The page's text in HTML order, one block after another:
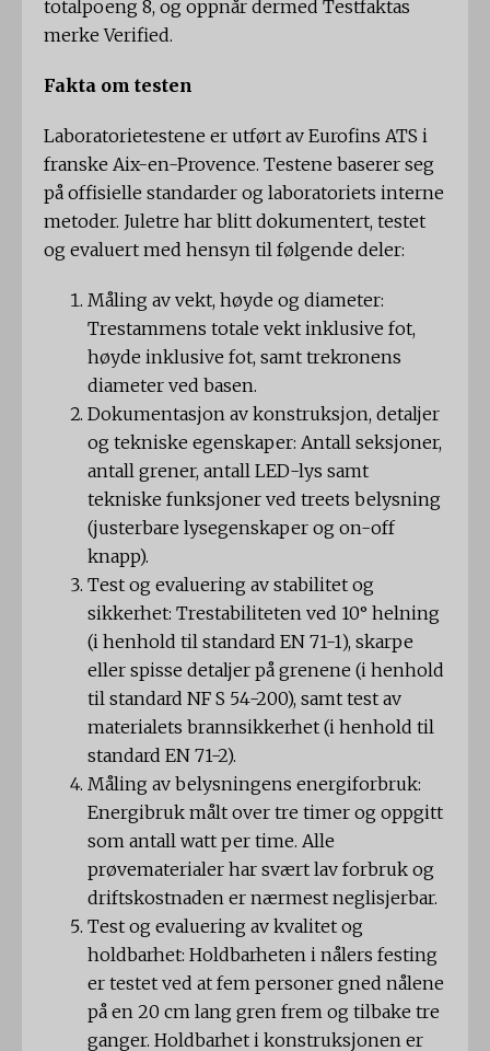
totalpoeng 8, og oppnår dermed Testfaktas
merke Verified.
Fakta om testen
Laboratorietestene er utført av Eurofins ATS i
franske Aix-en-Provence. Testene baserer seg
på offisielle standarder og laboratoriets interne
metoder. Juletre har blitt dokumentert, testet
og evaluert med hensyn til følgende deler:
Måling av vekt, høyde og diameter:
Trestammens totale vekt inklusive fot,
høyde inklusive fot, samt trekronens
diameter ved basen.
Dokumentasjon av konstruksjon, detaljer
og tekniske egenskaper: Antall seksjoner,
antall grener, antall LED-lys samt
tekniske funksjoner ved treets belysning
(justerbare lysegenskaper og on-off
knapp).
Test og evaluering av stabilitet og
sikkerhet: Trestabiliteten ved 10° helning
(i henhold til standard EN 71-1), skarpe
eller spisse detaljer på grenene (i henhold
til standard NF S 54-200), samt test av
materialets brannsikkerhet (i henhold til
standard EN 71-2).
Måling av belysningens energiforbruk:
Energibruk målt over tre timer og oppgitt
som antall watt per time. Alle
prøvematerialer har svært lav forbruk og
driftskostnaden er nærmest neglisjerbar.
Test og evaluering av kvalitet og
holdbarhet: Holdbarheten i nålers festing
er testet ved at fem personer gned nålene
på en 20 cm lang gren frem og tilbake tre
ganger. Holdbarhet i konstruksjonen er